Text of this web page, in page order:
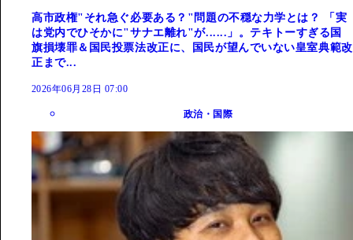
高市政権"それ急ぐ必要ある？"問題の不穏な力学とは？ 「実
は党内でひそかに"サナエ離れ"が......」。テキトーすぎる国
旗損壊罪＆国民投票法改正に、国民が望んでいない皇室典範改
正まで...
2026年06月28日 07:00
政治・国際